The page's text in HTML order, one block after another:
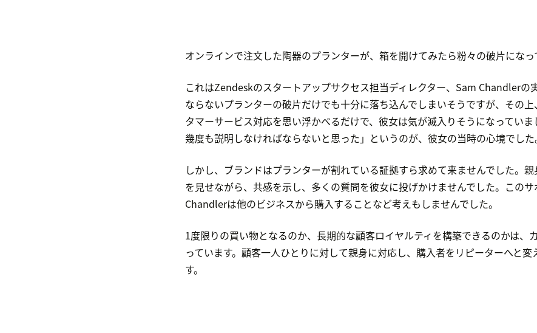
オンラインで注文した陶器のプランターが、箱を開けてみたら粉々の破片になっ
これはZendeskのスタートアップサクセス担当ディレクター、Sam Chandlerの
ならないプランターの破片だけでも十分に落ち込んでしまいそうですが、その
タマーサービス対応を思い浮かべるだけで、彼女は気が滅入りそうになってい
幾度も説明しなければならないと思った」というのが、彼女の当時の心境でした
しかし、ブランドはプランターが割れている証拠すら求めて来ませんでした。
を見せながら、共感を示し、多くの質問を彼女に投げかけませんでした。このサ
Chandlerは他のビジネスから購入することなど考えもしませんでした。
1度限りの買い物となるのか、長期的な顧客ロイヤルティを構築できるのかは、
っています。顧客一人ひとりに対して親身に対応し、購入者をリピーターへと変
す。